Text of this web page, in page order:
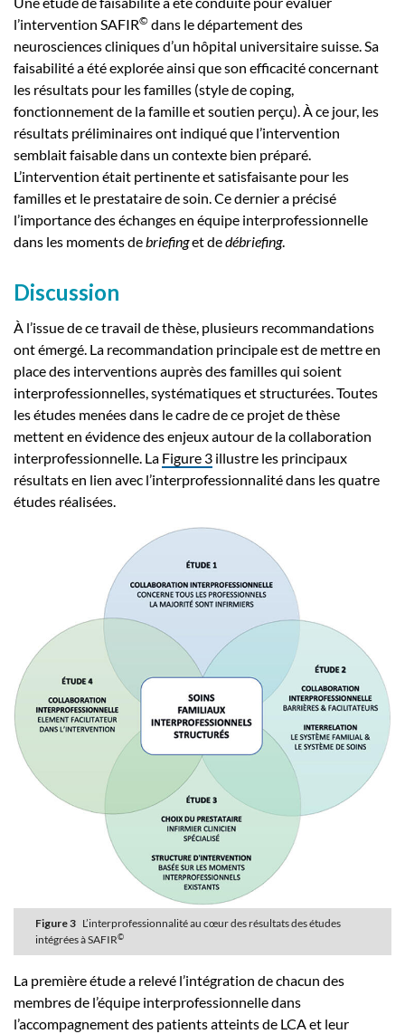
l’intervention SAFIR© dans le département des
neurosciences cliniques d’un hôpital universitaire suisse. Sa
faisabilité a été explorée ainsi que son efficacité concernant
les résultats pour les familles (style de coping,
fonctionnement de la famille et soutien perçu). À ce jour, les
résultats préliminaires ont indiqué que l’intervention
semblait faisable dans un contexte bien préparé.
L’intervention était pertinente et satisfaisante pour les
familles et le prestataire de soin. Ce dernier a précisé
l’importance des échanges en équipe interprofessionnelle
dans les moments de briefinget dedébriefing.
Discussion
À l’issue de ce travail de thèse, plusieurs recommandations
ont émergé. La recommandation principale est de mettre en
place des interventions auprès des familles qui soient
interprofessionnelles, systématiques et structurées. Toutes
les études menées dans le cadre de ce projet de thèse
mettent en évidence des enjeux autour de la collaboration
interprofessionnelle. La Figure 3 illustre les principaux
résultats en lien avec l’interprofessionnalité dans les quatre
études réalisées.
Figure 3 L’interprofessionnalité au cœur des résultats des études
intégrées à SAFIR©
La première étude a relevé l’intégration de chacun des
membres de l’équipe interprofessionnelle dans
l’accompagnement des patients atteints de LCA et leur